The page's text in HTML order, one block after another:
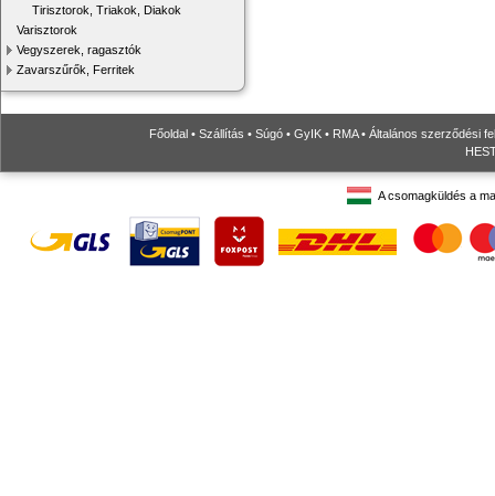
Tirisztorok, Triakok, Diakok
Varisztorok
Vegyszerek, ragasztók
Zavarszűrők, Ferritek
Főoldal • Szállítás • Súgó • GyIK • RMA• Általános szerződési
A csomagküldés a